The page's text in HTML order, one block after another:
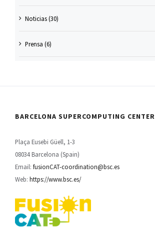
Noticias (30)
Prensa (6)
BARCELONA SUPERCOMPUTING CENTER
Plaça Eusebi Güell, 1-3
08034 Barcelona (Spain)
Email:fusionCAT-coordination@bsc.es
Web:https://www.bsc.es/